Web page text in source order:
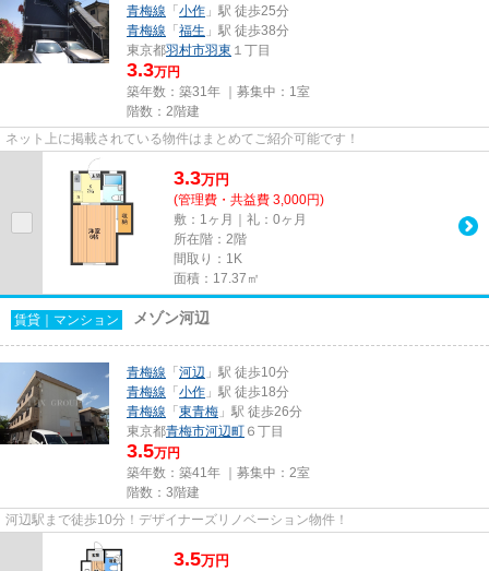
青梅線 「小作 」駅 徒歩25分
青梅線 「福生 」駅 徒歩38分
東京都羽村市羽東 １丁目
3.3万円
築年数：築31年 ｜募集中： 1室
階数：2階建
ネット上に掲載されている物件はまとめてご紹介可能です！
3.3万円
(管理費・共益費 3,000円)
敷：1ヶ月｜礼：0ヶ月
所在階：2階
間取り：1K
面積：17.37㎡
賃貸｜マンション メゾン河辺
青梅線 「河辺 」駅 徒歩10分
青梅線 「小作 」駅 徒歩18分
青梅線 「東青梅 」駅 徒歩26分
東京都青梅市河辺町 ６丁目
3.5万円
築年数：築41年 ｜募集中： 2室
階数：3階建
河辺駅まで徒歩10分！デザイナーズリノベーション物件！
3.5万円